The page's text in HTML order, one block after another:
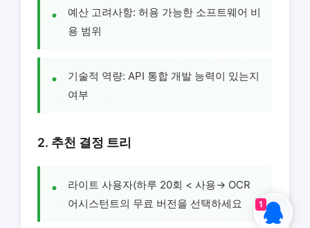
예산 고려사항: 허용 가능한 소프트웨어 비
용 범위
기술적 역량: API 통합 개발 능력이 있는지
여부
2. 추천 결정 트리
라이트 사용자(하루 20회 < 사용→ OCR
어시스턴트의 무료 버전을 선택하세요
1